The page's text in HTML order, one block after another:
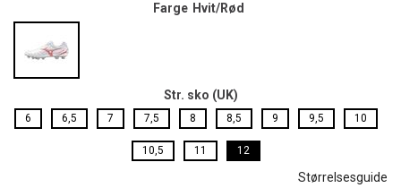
Farge Hvit/Rød
Str. sko (UK)
6 6,5 7 7,5 8 8,5 9 9,5 10
10,5 11 12
Størrelsesguide